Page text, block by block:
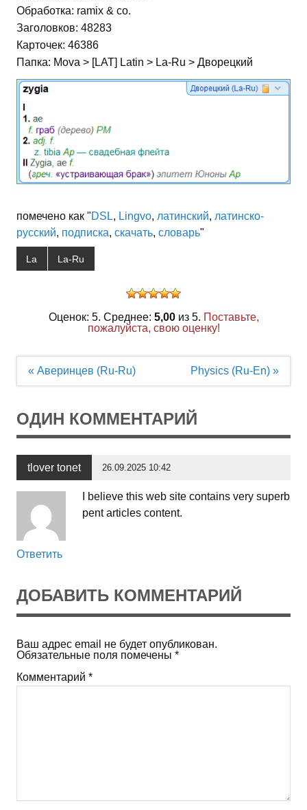
Обработка: ramix & co.
Заголовков: 48283
Карточек: 46386
Папка: Mova > [LAT] Latin > La-Ru > Дворецкий
помечено как "DSL, Lingvo, латинский, латинско-
русский, подписка, скачать, словарь"
La La-Ru
Оценок: 5. Среднее: 5,00из 5. Поставьте,
пожалуйста, свою оценку!
Навигация
« Аверинцев (Ru-Ru) Physics (Ru-En) »
ОДИН КОММЕНТАРИЙ
tlover tonet 26.09.2025 10:42
I believe this web site contains very superb
pent articles content.
Ответить
ДОБАВИТЬ КОММЕНТАРИЙ
Ваш адрес email не будет опубликован.
Обязательные поля помечены *
Комментарий *